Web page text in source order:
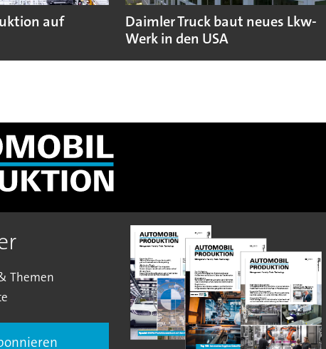
auf
Daimler Truck baut neues Lkw-
Werk in den USA
Themen